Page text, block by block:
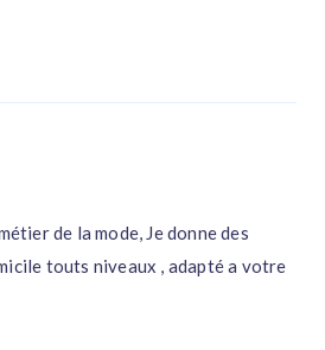
de la mode, Je donne des
touts niveaux , adapté a votre